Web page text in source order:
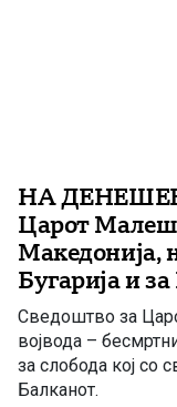
НА
Царот
Македонија,
Бугарија и за
Сведоштво за
војвода –
за слобода кој со
Балканот.